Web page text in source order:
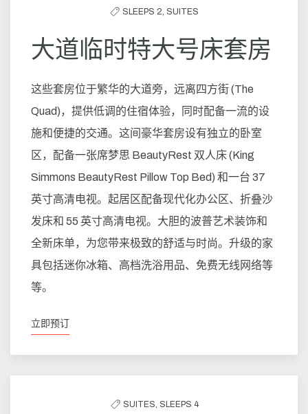
SLEEPS 2, SUITES
大道临时特大号床套房
这些套房位于繁华的大道旁，远离四方街 (The
Quad)，提供低调的住宿体验，同时配备一流的设
施和便捷的交通。这间豪华套房设有独立的卧室
区，配备一张席梦思 BeautyRest 双人床 (King
Simmons BeautyRest Pillow Top Bed) 和一台 37
英寸高清电视。起居区配备现代化办公区、折叠沙
发床和 55 英寸高清电视。大胆的波普艺术装饰和
全新床单，为您带来极致的舒适与时尚。升级的家
具包括迷你冰箱、高档洗浴用品、免费无线网络等
等。
立即预订
SUITES, SLEEPS 4